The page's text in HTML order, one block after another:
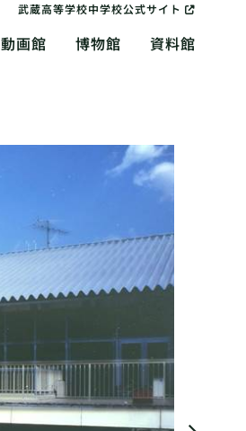
武蔵高等学校中学校公式サイト
動画館 博物館 資料館